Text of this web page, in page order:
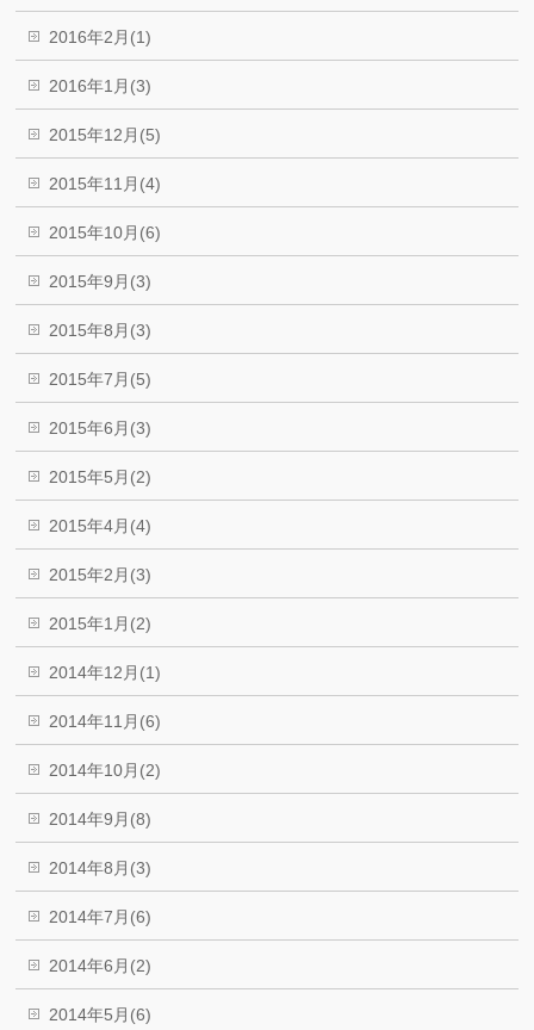
2016年2月(1)
2016年1月(3)
2015年12月(5)
2015年11月(4)
2015年10月(6)
2015年9月(3)
2015年8月(3)
2015年7月(5)
2015年6月(3)
2015年5月(2)
2015年4月(4)
2015年2月(3)
2015年1月(2)
2014年12月(1)
2014年11月(6)
2014年10月(2)
2014年9月(8)
2014年8月(3)
2014年7月(6)
2014年6月(2)
2014年5月(6)